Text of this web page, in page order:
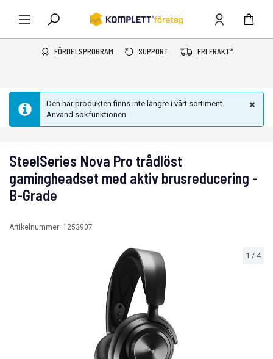
FÖRDELSPROGRAM SUPPORT FRI FRAKT*
Den här produkten finns inte längre i vårt sortiment.
Använd sökfunktionen.
1 / 4
SteelSeries Nova Pro trådlöst
gamingheadset med aktiv brusreducering -
B-Grade
Artikelnummer: 1253907